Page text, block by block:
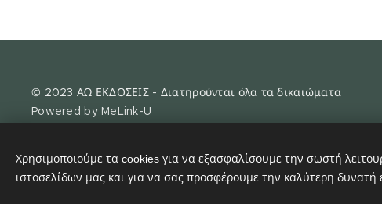
© 2023 ΑΩ ΕΚΔΟΣΕΙΣ - Διατηρούνται όλα τα δικαιώματα
Powered by MeLink-U
Χρησιμοποιούμε τα cookies για να εξασφαλίσουμε την σωστή
ιστοσελίδων μας και για να σας προσφέρουμε την καλύτερη δυνατή